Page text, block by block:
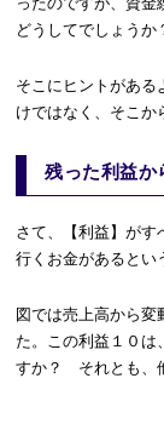
どうしてでしょうか
そこにヒントがある
けではなく、そこか
残った利益か
さて、【利益】がす
行くお金があるとい
図では売上高から変
た。この利益１０は
すか？ それとも、